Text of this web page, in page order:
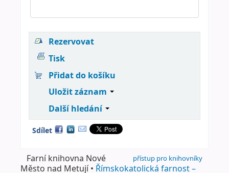
Rezervovat
Tisk
Přidat do košíku
Uložit záznam
Další hledání
Sdílet
přístup pro knihovníky
Farní knihovna Nové
Město nad Metují • Římskokatolická farnost –